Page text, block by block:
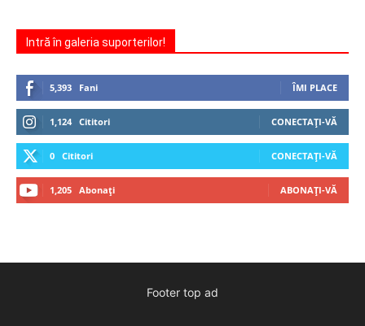
Intră în galeria suporterilor!
5,393 Fani ÎMI PLACE
1,124 Cititori CONECTAȚI-VĂ
0 Cititori CONECTAȚI-VĂ
1,205 Abonați ABONAȚI-VĂ
Footer top ad